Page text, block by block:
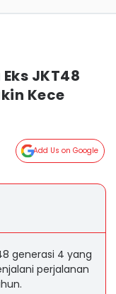
JKT48
Kece
Add Us on Google
generasi 4 yang
perjalanan